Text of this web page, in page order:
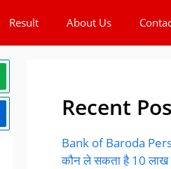
Result About Us
Recent
Bank of Baroda
कौन ले सकता है 10 लाख